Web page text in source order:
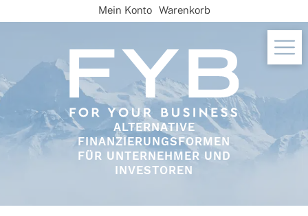
to
ALTERNATIVE
FINANZIERUNGSFORMEN
FÜR UNTERNEHMER UND
INVESTOREN
Mein Konto Warenkorb